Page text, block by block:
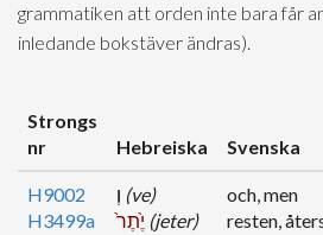
grammatiken att orden inte bara får
inledande bokstäver ändras).
Strongs
nr
Hebreiska Svenska
H9002
H3499a
(ve)
(jeter)
och, men
resten,